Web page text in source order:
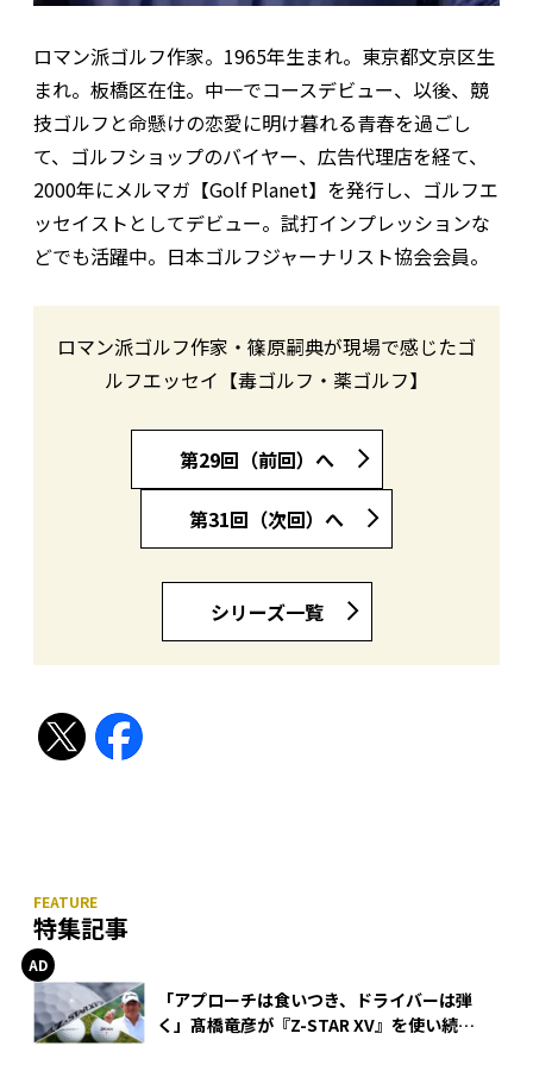
ロマン派ゴルフ作家。1965年生まれ。東京都文京区生
まれ。板橋区在住。中一でコースデビュー、以後、競
技ゴルフと命懸けの恋愛に明け暮れる青春を過ごし
て、ゴルフショップのバイヤー、広告代理店を経て、
2000年にメルマガ【Golf Planet】を発行し、ゴルフエ
ッセイストとしてデビュー。試打インプレッションな
どでも活躍中。日本ゴルフジャーナリスト協会会員。
ロマン派ゴルフ作家・篠原嗣典が現場で感じたゴ
ルフエッセイ【毒ゴルフ・薬ゴルフ】
第29回（前回）へ
第31回（次回）へ
シリーズ一覧
特集記事
「アプローチは食いつき、ドライバーは弾
く」髙橋竜彦が『Z-STAR XV』を使い続け